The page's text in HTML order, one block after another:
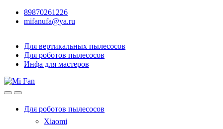
89870261226
mifanufa@ya.ru
Для вертикальных пылесосов
Для роботов пылесосов
Инфа для мастеров
Для роботов пылесосов
Xiaomi